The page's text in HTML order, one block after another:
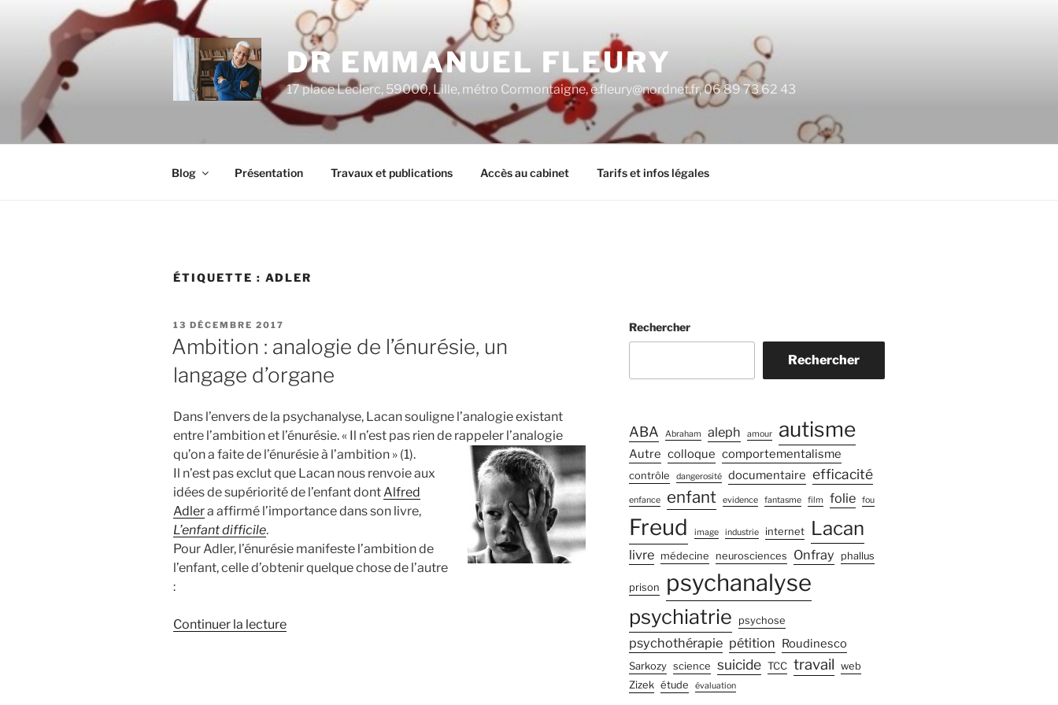
principal
DR EMMANUEL FLEURY
17 place Leclerc, 59000, Lille, métro Cormontaigne, e.fleury@nordnet.fr, 06 89 73 62 43
Blog Présentation Travaux et publications Accès au cabinet Tarifs et infos légales
ÉTIQUETTE : ADLER
PUBLIÉ
LE
13 DÉCEMBRE 2017
Ambition : analogie de l’énurésie, un
langage d’organe
Dans l’envers de la psychanalyse, Lacan souligne l’analogie existant
entre l’ambition et l’énurésie. « Il n’est pas rien de rappeler l’analogie
qu’on a faite de l’énurésie à l’ambition » (1).
Il n’est pas exclut que Lacan nous renvoie aux
idées de supériorité de l’enfant dont Alfred
Adlera affirmé l’importance dans son livre,
L’enfant difficile.
Pour Adler, l’énurésie manifeste l’ambition de
l’enfant, celle d’obtenir quelque chose de l’autre
:
Continuer la lecturede
Rechercher
Rechercher
ABA Abraham aleph amour autisme
Autre colloque comportementalisme
contrôle dangerosité documentaire efficacité
enfance enfant evidence fantasme film folie fou
Freud image industrie internet Lacan
livre médecine neurosciences Onfray phallus
prison psychanalyse
psychiatrie psychose
psychothérapie pétition Roudinesco
Sarkozy science suicide TCC travail web
Zizek étude évaluation